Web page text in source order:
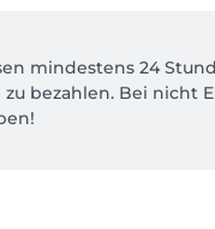
mindestens 24
zu bezahlen. Bei